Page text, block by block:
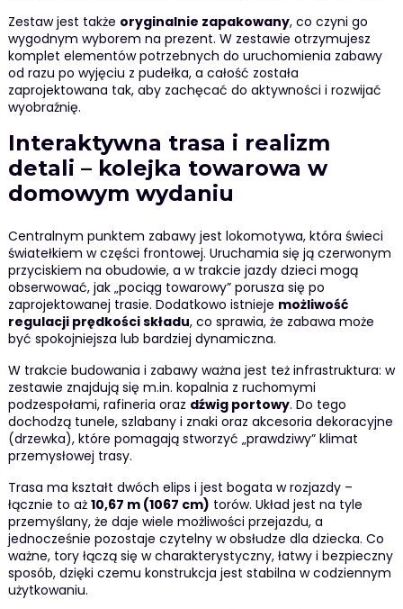
Zestaw jest także oryginalnie zapakowany, co czyni go
wygodnym wyborem na prezent. W zestawie otrzymujesz
komplet elementów potrzebnych do uruchomienia zabawy
od razu po wyjęciu z pudełka, a całość została
zaprojektowana tak, aby zachęcać do aktywności i rozwijać
wyobraźnię.
Interaktywna trasa i realizm
detali – kolejka towarowa w
domowym wydaniu
Centralnym punktem zabawy jest lokomotywa, która świeci
światełkiem w części frontowej. Uruchamia się ją czerwonym
przyciskiem na obudowie, a w trakcie jazdy dzieci mogą
obserwować, jak „pociąg towarowy” porusza się po
zaprojektowanej trasie. Dodatkowo istnieje możliwość
regulacji prędkości składu, co sprawia, że zabawa może
być spokojniejsza lub bardziej dynamiczna.
W trakcie budowania i zabawy ważna jest też infrastruktura: w
zestawie znajdują się m.in. kopalnia z ruchomymi
podzespołami, rafineria oraz dźwig portowy. Do tego
dochodzą tunele, szlabany i znaki oraz akcesoria dekoracyjne
(drzewka), które pomagają stworzyć „prawdziwy” klimat
przemysłowej trasy.
Trasa ma kształt dwóch elips i jest bogata w rozjazdy –
łącznie to aż 10,67 m (1067 cm) torów. Układ jest na tyle
przemyślany, że daje wiele możliwości przejazdu, a
jednocześnie pozostaje czytelny w obsłudze dla dziecka. Co
ważne, tory łączą się w charakterystyczny, łatwy i bezpieczny
sposób, dzięki czemu konstrukcja jest stabilna w codziennym
użytkowaniu.